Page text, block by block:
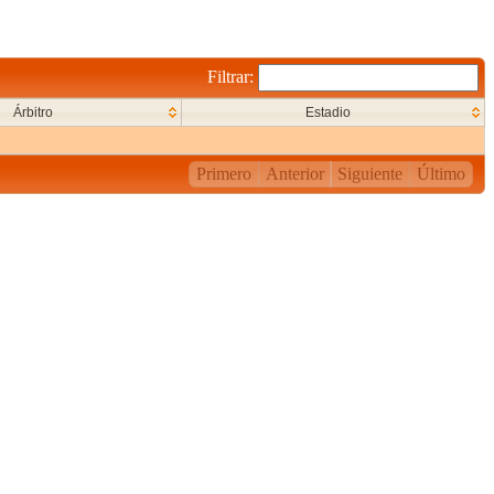
Filtrar:
Árbitro Estadio
Primero Anterior Siguiente Último